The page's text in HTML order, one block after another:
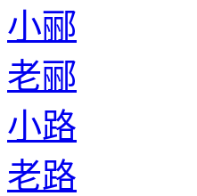
小郦
老郦
小路
老路